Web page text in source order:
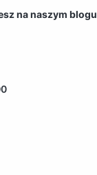
na naszym blogu